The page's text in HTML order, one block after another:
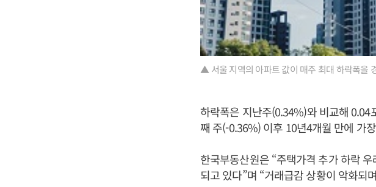
▲ 서울 지역의 아파트 값이 매주 최대 하락폭을
하락폭은 지난주(0.34%)와 비교해
째 주(-0.36%) 이후 10년4개월 만에 가
한국부동산원은 “주택가격 추가 하락
되고 있다”며 “거래급감 상황이 악화되